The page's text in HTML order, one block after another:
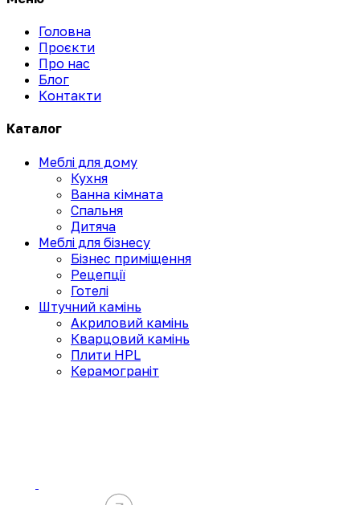
Головна
Проєкти
Про нас
Блог
Контакти
Каталог
Меблі для дому
Кухня
Ванна кімната
Спальня
Дитяча
Меблі для бізнесу
Бізнес приміщення
Рецепції
Готелі
Штучний камінь
Акриловий камінь
Кварцовий камінь
Плити HPL
Керамограніт